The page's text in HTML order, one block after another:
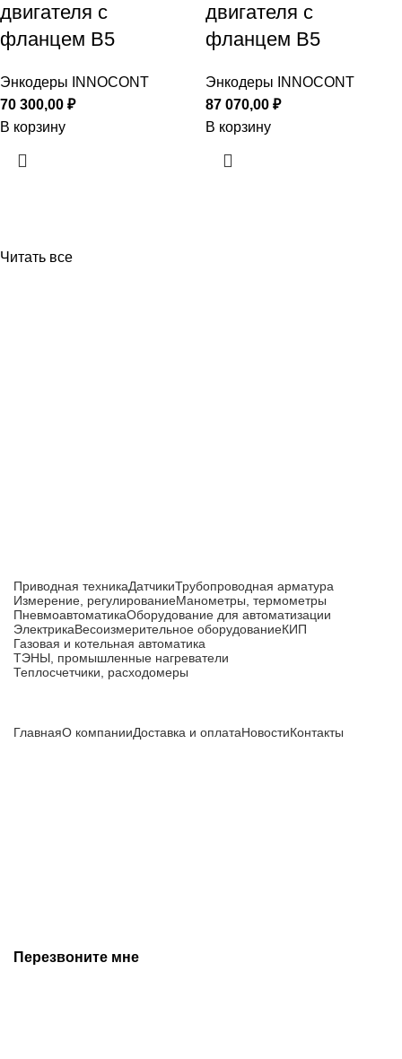
двигателя с
фланцем B5
Энкодеры INNOCONT
70 300,00 ₽
В корзину
двигателя с
фланцем B5
Энкодеры INNOCONT
87 070,00 ₽
В корзину
Читать все
Приводная техникаДатчикиТрубопроводная арматура
Измерение, регулированиеМанометры, термометры
ПневмоавтоматикаОборудование для автоматизации
ЭлектрикаВесоизмерительное оборудованиеКИП
Газовая и котельная автоматика
ТЭНЫ, промышленные нагреватели
Теплосчетчики, расходомеры
ГлавнаяО компанииДоставка и оплатаНовостиКонтакты
Перезвоните мне